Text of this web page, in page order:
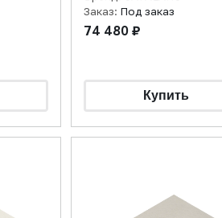
Заказ: Под заказ
74 480 ₽